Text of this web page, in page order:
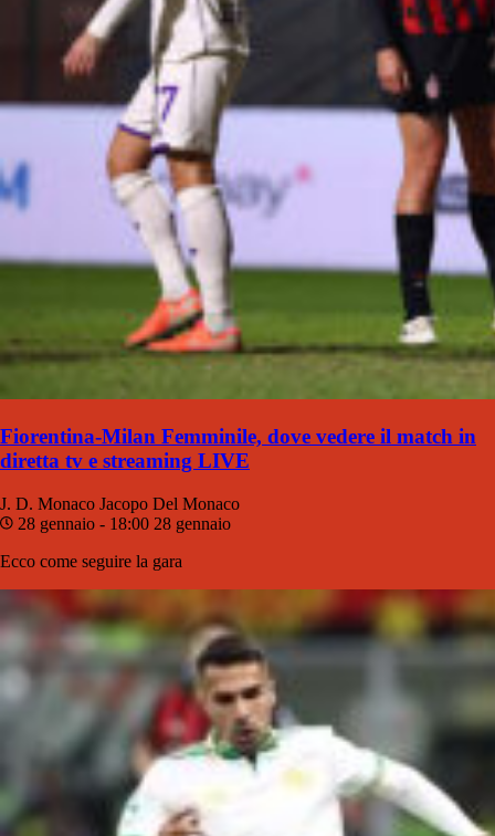
Fiorentina-Milan Femminile, dove vedere il match in
diretta tv e streaming LIVE
J. D. Monaco Jacopo Del Monaco
28 gennaio - 18:00 28 gennaio
Ecco come seguire la gara